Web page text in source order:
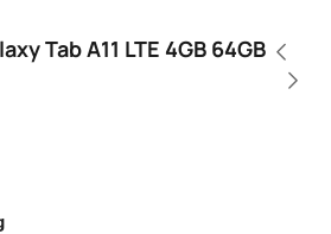
Tab A11 LTE 4GB 64GB